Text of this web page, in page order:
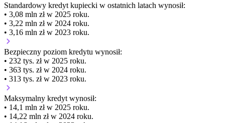
Standardowy kredyt kupiecki w ostatnich latach wynosił:
• 3,08 mln zł w 2025 roku.
• 3,22 mln zł w 2024 roku.
• 3,16 mln zł w 2023 roku.
Bezpieczny poziom kredytu wynosił:
• 232 tys. zł w 2025 roku.
• 363 tys. zł w 2024 roku.
• 313 tys. zł w 2023 roku.
Maksymalny kredyt wynosił:
• 14,1 mln zł w 2025 roku.
• 14,22 mln zł w 2024 roku.